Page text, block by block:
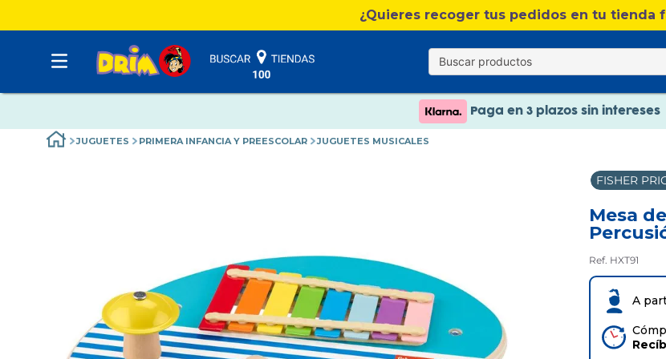
¿Quieres recoger tus pedidos en tu tienda
Nuevo catálogo Verano
Nuevo catálogo Verano
JUGUETES PRIMERA INFANCIA Y PREESCOLAR JUGUETES MUSICALES
FISHER
Mesa
Ref. HXT91
A